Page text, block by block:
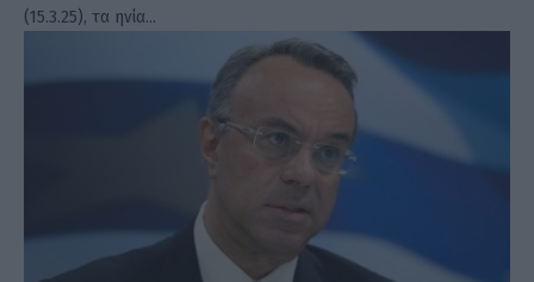
(15.3.25), τα ηνία…